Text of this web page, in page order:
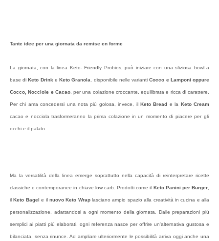
Tante idee per una giornata da remise en forme
La giornata, con la linea Keto- Friendly Probios, può iniziare con una sfiziosa bowl a
base diKeto Drink eKeto Granola , disponibile nelle variantiCocco e Lamponi oppure
Cocco, Nocciole e Cacao, per una colazione croccante, equilibrata e ricca di carattere.
Per chi ama concedersi una nota più golosa, invece, il Keto Bread e la Keto Cream
cacao e nocciola trasformeranno la prima colazione in un momento di piacere per gli
occhi e il palato.
Ma la versatilità della linea emerge soprattutto nella capacità di reinterpretare ricette
classiche e contemporanee in chiave low carb. Prodotti come il Keto Panini per Burger
ilKeto Bagel e il nuovo Keto Wraplasciano ampio spazio alla creatività in cucina e alla
personalizzazione, adattandosi a ogni momento della giornata. Dalle preparazioni più
semplici ai piatti più elaborati, ogni referenza nasce per offrire un'alternativa gustosa e
bilanciata, senza rinunce. Ad ampliare ulteriormente le possibilità arriva oggi anche una